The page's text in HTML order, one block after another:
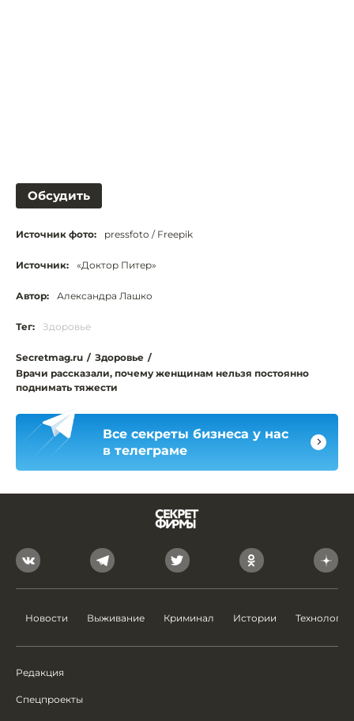
Обсудить
Источник фото: pressfoto / Freepik
Источник: «Доктор Питер»
Автор: Александра Лашко
Тег: Здоровье
Secretmag.ru / Здоровье /
Врачи рассказали, почему женщинам нельзя постоянно
поднимать тяжести
Все секреты бизнеса у нас
в телеграме
Новости Выживание Криминал Истории Технологии
Редакция
Спецпроекты